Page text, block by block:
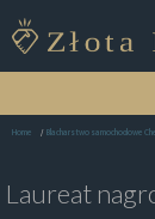
Home Blacharstwo samochodowe
Laureat